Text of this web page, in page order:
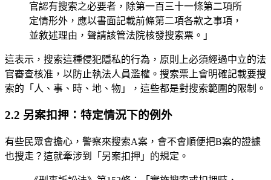
官認有搜索之必要者，除第一百三十一條第二項所
定情形外，應以書面記載前條第二項各款之事項，
並敘述理由，聲請該管法院核發搜索票。」
這表示，搜索這種侵犯隱私的行為，原則上必須經過中立的法
官審查核准，以防止執法人員濫權。搜索票上會明確記載要搜
索的「人、事、時、地、物」，這些都是對搜索範圍的限制。
2.2 另案扣押：特定情況下的例外
有些民眾會擔心，警察來搜索A案，會不會順便把B案的證據
也搜走？這就牽涉到「另案扣押」的規定。